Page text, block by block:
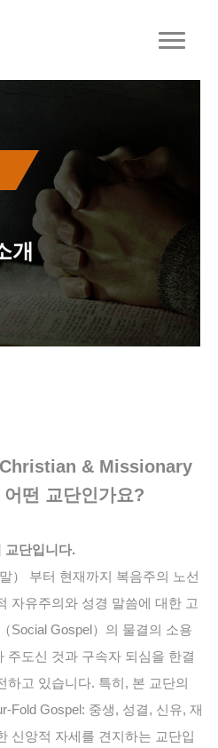
개
Christian & Missionary
떤 교단인가요?
교단입니다.
） 부터 현재까지 복음주의 노선
자유주의와 성경 말씀에 대한 고
Social Gospel）의 물결의 소용
주도신 것과 구속자 되심을 한결
하고 있습니다. 특히, 본 교단의
Fold Gospel: 중생, 성결, 신유, 재
신앙적 자세를 견지하는 교단입